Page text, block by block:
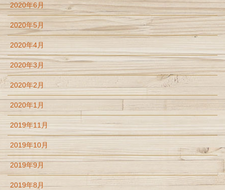
2020年6月
2020年5月
2020年4月
2020年3月
2020年2月
2020年1月
2019年11月
2019年10月
2019年9月
2019年8月